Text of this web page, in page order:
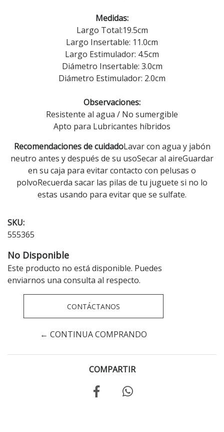
Medidas:
Largo Total:19.5cm
Largo Insertable: 11.0cm
Largo Estimulador: 4.5cm
Diámetro Insertable: 3.0cm
Diámetro Estimulador: 2.0cm
Observaciones:
Resistente al agua / No sumergible
Apto para Lubricantes híbridos
Recomendaciones de cuidadoLavar con agua y jabón
neutro antes y después de su usoSecar al aireGuardar
en su caja para evitar contacto con pelusas o
polvoRecuerda sacar las pilas de tu juguete si no lo
estas usando para evitar que se sulfate.
SKU:
555365
No Disponible
Este producto no está disponible. Puedes
enviarnos una consulta al respecto.
CONTÁCTANOS
← CONTINUA COMPRANDO
COMPARTIR